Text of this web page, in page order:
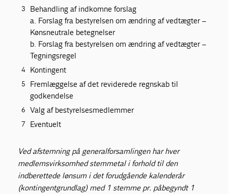
Behandling af indkomne forslag
a. Forslag fra bestyrelsen om ændring af vedtægter –
Kønsneutrale betegnelser
b. Forslag fra bestyrelsen om ændring af vedtægter –
Tegningsregel
Kontingent
Fremlæggelse af det reviderede regnskab til
godkendelse
Valg af bestyrelsesmedlemmer
Eventuelt
Ved afstemning på generalforsamlingen har hver
medlemsvirksomhed stemmetal i forhold til den
indberettede lønsum i det forudgående kalenderår
(kontingentgrundlag) med 1 stemme pr. påbegyndt 1